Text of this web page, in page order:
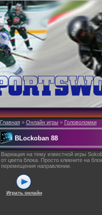
Главная» Онлайн игры» Головоломки
BLockoban 88
Вариация на тему известной игры
от цвета блока. Просто кликните на
перемещения направлении.
Играть онлайн